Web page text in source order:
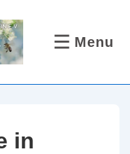
Menu
MENÜ
in